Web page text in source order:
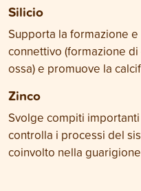
Silicio
Supporta la formazione
connettivo (formazione
ossa) e promuove la
Zinco
Svolge compiti
controlla i processi del
coinvolto nella